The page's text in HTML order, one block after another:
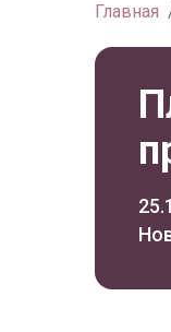
Главная